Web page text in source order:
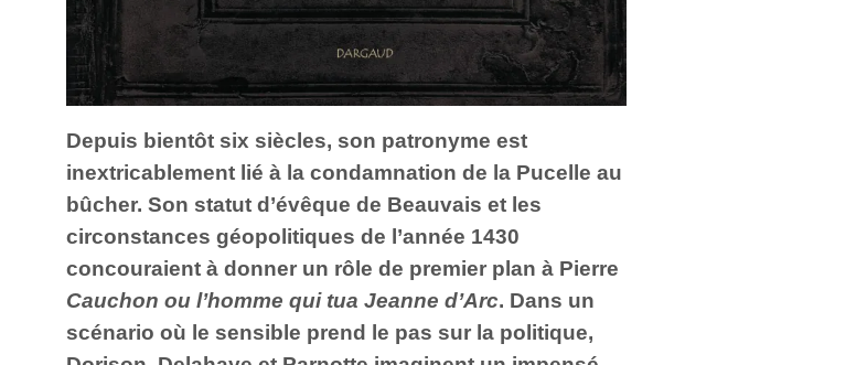
Depuis bientôt six siècles, son patronyme est
inextricablement lié à la condamnation de la Pucelle au
bûcher. Son statut d’évêque de Beauvais et les
circonstances géopolitiques de l’année 1430
concouraient à donner un rôle de premier plan à Pierre
Cauchon ou l’homme qui tua Jeanne d’Arc. Dans un
scénario où le sensible prend le pas sur la politique,